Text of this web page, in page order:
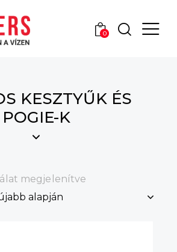
0
KESZTYŰK ÉS
POGIE-K
megjelenítve